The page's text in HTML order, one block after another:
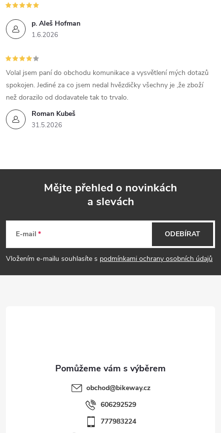
p. Aleš Hofman
1.6.2026
Roman Kubeš
31.5.2026
Volal jsem paní do obchodu komunikace a vysvětlení mých dotazů
spokojen. Jediné za co jsem nedal hvězdičky všechny je ,že zboží
než dorazilo od dodavatele tak to trvalo.
p
Mějte přehled o novinkách
a slevách
E-mail
Vložením e-mailu souhlasíte s podmínkami ochrany osobních údajů
ODEBÍRAT
obchod@bikeway.cz
606292529
777983224